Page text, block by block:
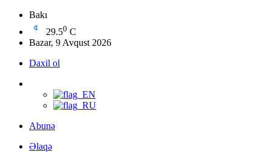
Bakı
29.50 C
Bazar, 9 Avqust 2026
Daxil ol
Abunə
Əlaqə